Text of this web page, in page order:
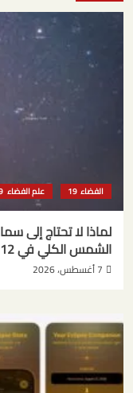
الفضاء علم الفضاء
لماذا لا تحتاج إلى
الشمس الكلي في 12 أغسطس
7 أغسطس، 2026